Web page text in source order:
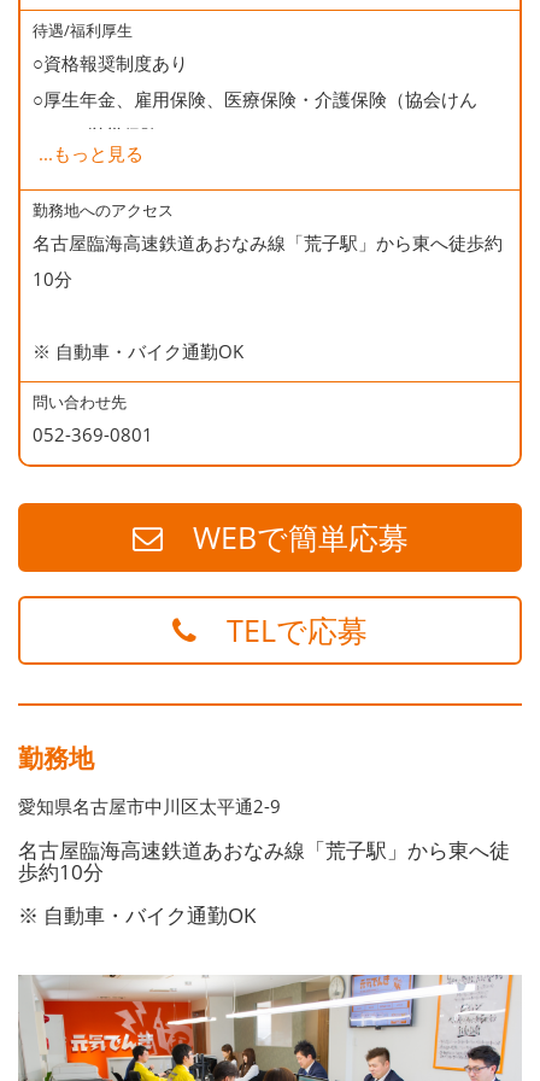
待遇/福利厚生
○資格報奨制度あり
○厚生年金、雇用保険、医療保険・介護保険（協会けん
ぽ）、労災保険
○健康診断
○資格取得支援（受験学校併設)
○誕生日会
...もっと見る
勤務地へのアクセス
名古屋臨海高速鉄道あおなみ線「荒子駅」から東へ徒歩約
10分
※ 自動車・バイク通勤OK
問い合わせ先
052-369-0801
WEBで簡単応募
TELで応募
勤務地
愛知県名古屋市中川区太平通2-9
名古屋臨海高速鉄道あおなみ線「荒子駅」から東へ徒
歩約10分
※ 自動車・バイク通勤OK